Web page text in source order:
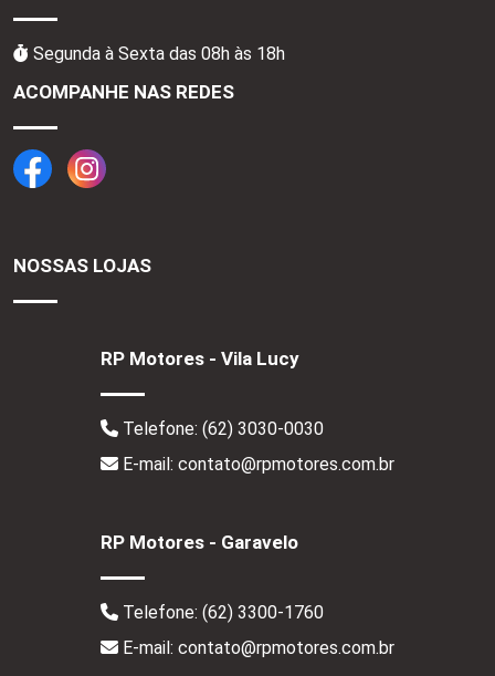
Segunda à Sexta das 08h às 18h
ACOMPANHE NAS REDES
NOSSAS LOJAS
RP Motores - Vila Lucy
Telefone: (62) 3030-0030
E-mail: contato@rpmotores.com.br
RP Motores - Garavelo
Telefone: (62) 3300-1760
E-mail: contato@rpmotores.com.br